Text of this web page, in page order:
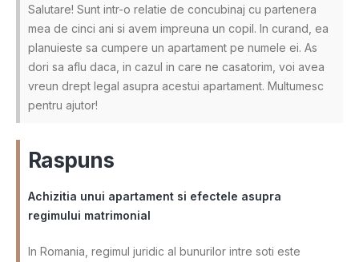
Salutare! Sunt intr-o relatie de concubinaj cu partenera
mea de cinci ani si avem impreuna un copil. In curand, ea
planuieste sa cumpere un apartament pe numele ei. As
dori sa aflu daca, in cazul in care ne casatorim, voi avea
vreun drept legal asupra acestui apartament. Multumesc
pentru ajutor!
Raspuns
Achizitia unui apartament si efectele asupra
regimului matrimonial
In Romania, regimul juridic al bunurilor intre soti este